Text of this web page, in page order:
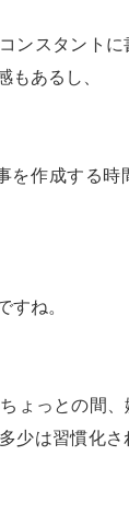
ンスタント
もあるし、
を作成する時
すね。
ょっとの間
少は習慣化